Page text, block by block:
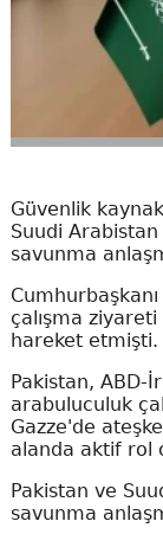
Güvenlik
Suudi
savunma
çalışma
hareket etmişti.
Pakistan, ABD-
arabuluculuk
Gazze'de
alanda aktif rol
Pakistan ve
savunma